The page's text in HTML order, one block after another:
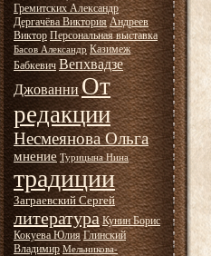
Гремитских Александр
Дергачёва Виктория Андреев
Виктор Персональная выставка
Басов Александр Казимеж
Бабкевич Вепхвадзе
Джованни От
редакции
Несмеянова Ольга
мнение Турицына Нина
традиции
Заграевский Сергей
литература Кунин Борис
Кокуева Юлия Глинский
Владимир Мельникова-